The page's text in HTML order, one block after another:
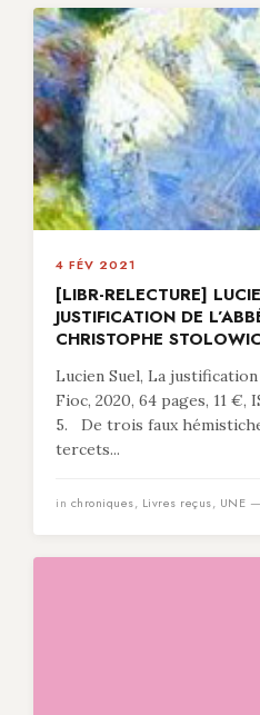
4 FÉV 2021
[LIBR-RELECTURE]
JUSTIFICATION DE
CHRISTOPHE
Lucien Suel, La justification
Fioc, 2020, 64 pages, 11 €,
5. De trois faux
tercets...
in chroniques, Livres reçus, UNE